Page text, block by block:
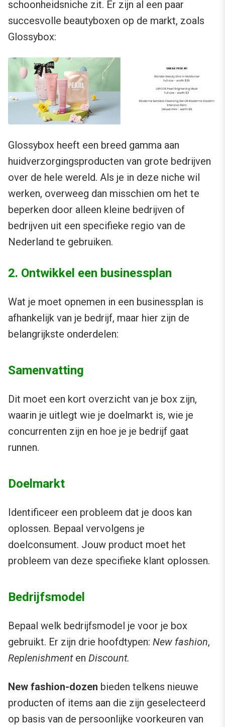
schoonheidsniche zit. Er zijn al een paar
succesvolle beautyboxen op de markt, zoals
Glossybox:
Glossybox heeft een breed gamma aan
huidverzorgingsproducten van grote bedrijven
over de hele wereld. Als je in deze niche wil
werken, overweeg dan misschien om het te
beperken door alleen kleine bedrijven of
bedrijven uit een specifieke regio van de
Nederland te gebruiken.
2. Ontwikkel een businessplan
Wat je moet opnemen in een businessplan is
afhankelijk van je bedrijf, maar hier zijn de
belangrijkste onderdelen:
Samenvatting
Dit moet een kort overzicht van je box zijn,
waarin je uitlegt wie je doelmarkt is, wie je
concurrenten zijn en hoe je je bedrijf gaat
runnen.
Doelmarkt
Identificeer een probleem dat je doos kan
oplossen. Bepaal vervolgens je
doelconsument. Jouw product moet het
probleem van deze specifieke klant oplossen.
Bedrijfsmodel
Bepaal welk bedrijfsmodel je voor je box
gebruikt. Er zijn drie hoofdtypen: New fashion,
Replenishmenten Discount.
New fashion-dozen bieden telkens nieuwe
producten of items aan die zijn geselecteerd
op basis van de persoonlijke voorkeuren van